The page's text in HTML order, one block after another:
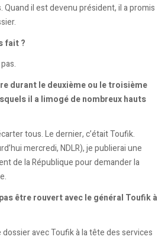
il est devenu président, il a promis
fait ?
durant le deuxième ou le troisième
il a limogé de nombreux hauts
tous. Le dernier, c’était Toufik.
mercredi, NDLR), je publierai une
de la République pour demander la
être rouvert avec le général Toufik à
dossier avec Toufik à la tête des services